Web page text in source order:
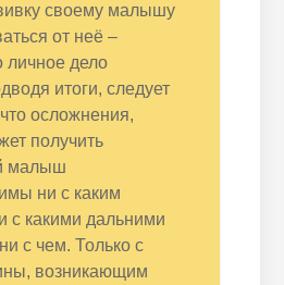
своему малышу
от неё –
личное дело
итоги, следует
осложнения,
получить
малыш
ни с каким
с какими дальними
с чем. Только с
возникающим